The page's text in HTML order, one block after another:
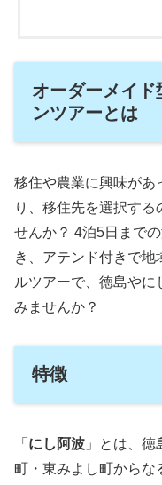
オーダーメイド
ンツアーとは
移住や農業に興味があ
り、移住先を選択す
せんか？ 4泊5日まで
き、アテンド付きで
ルツアーで、徳島やに
みませんか？
特徴
「 にし阿波 」とは、
町・東みよし町からな